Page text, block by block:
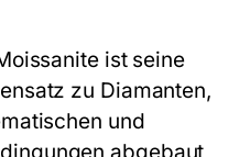
ist seine
zu Diamanten,
und